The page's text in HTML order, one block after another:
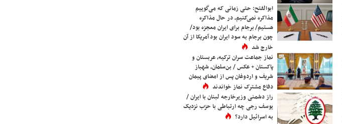
ابوالفتح: حتی زمانی که می‌گوییم
مذاکره نمی‌کنیم، در حال مذاکره
هستیم/ برجام برای ایران معجزه بود/
چون برجام به سود ایران بود آمریکا از آن
خارج شد
نماز جماعت سران ترکیه، عربستان و
پاکستان + عکس / بن‌سلمان، شهباز
شریف و اردوغان پس از امضای پیمان
دفاع مشترک نماز خواندند
راز دشمنی وزیرخارجه لبنان با ایران /
یوسف رجی چه ارتباطی با حزب نزدیک
به اسرائیل دارد؟